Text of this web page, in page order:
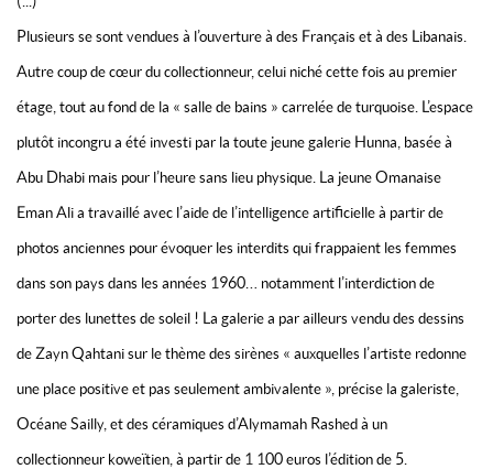
Plusieurs se sont vendues à l’ouverture à des Français et à des Libanais.
Autre coup de cœur du collectionneur, celui niché cette fois au premier
étage, tout au fond de la « salle de bains » carrelée de turquoise. L’espace
plutôt incongru a été investi par la toute jeune galerie Hunna, basée à
Abu Dhabi mais pour l’heure sans lieu physique. La jeune Omanaise
Eman Ali a travaillé avec l’aide de l’intelligence artificielle à partir de
photos anciennes pour évoquer les interdits qui frappaient les femmes
dans son pays dans les années 1960… notamment l’interdiction de
porter des lunettes de soleil ! La galerie a par ailleurs vendu des dessins
de Zayn Qahtani sur le thème des sirènes « auxquelles l’artiste redonne
une place positive et pas seulement ambivalente », précise la galeriste,
Océane Sailly, et des céramiques d’Alymamah Rashed à un
collectionneur koweïtien, à partir de 1 100 euros l’édition de 5.